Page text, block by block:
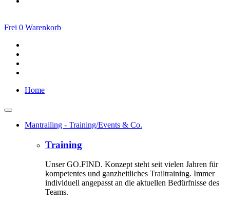
Frei 0 Warenkorb
Home
Mantrailing - Training/Events & Co.
Training
Unser GO.FIND. Konzept steht seit vielen Jahren für
kompetentes und ganzheitliches Trailtraining. Immer
individuell angepasst an die aktuellen Bedürfnisse des
Teams.